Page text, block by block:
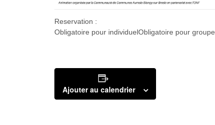
Reservation :
Obligatoire pour individuelObligatoire pour groupe
Ajouter au calendrier